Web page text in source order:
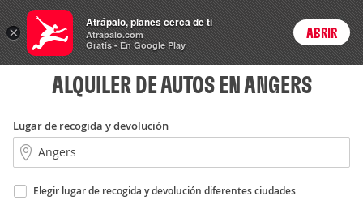
Rent
a Car Login
ALQUILER DE AUTOS EN ANGERS
Lugar de recogida y devolución
Elegir lugar de recogida y devolución diferentes ciudades
×
Atrápalo, planes cerca de ti
Atrapalo.com
Gratis - En Google Play
ABRIR